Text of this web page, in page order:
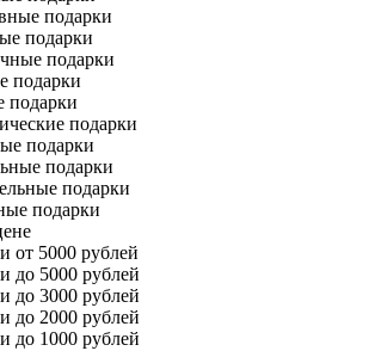
подарки
подарки
подарки
подарки
подарки
подарки
подарки
подарки
подарки
подарки
от 5000 рублей
до 5000 рублей
до 3000 рублей
до 2000 рублей
до 1000 рублей